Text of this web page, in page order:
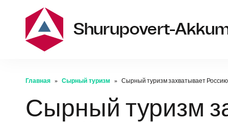
Shurupovert-
Главная Сырный туризм Сырный туризм захватывает
Сырный туризм